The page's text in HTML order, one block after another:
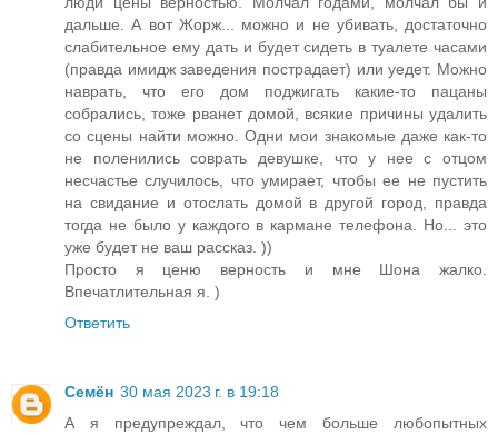
дальше. А вот Жорж... можно и не убивать, достаточно
слабительное ему дать и будет сидеть в туалете часами
(правда имидж заведения пострадает) или уедет. Можно
наврать, что его дом поджигать какие-то пацаны
собрались, тоже рванет домой, всякие причины удалить
со сцены найти можно. Одни мои знакомые даже как-то
не поленились соврать девушке, что у нее с отцом
несчастье случилось, что умирает, чтобы ее не пустить
на свидание и отослать домой в другой город, правда
тогда не было у каждого в кармане телефона. Но... это
уже будет не ваш рассказ. ))
Просто я ценю верность и мне Шона жалко.
Впечатлительная я. )
Ответить
Семён 30 мая 2023 г. в 19:18
А я предупреждал, что чем больше любопытных